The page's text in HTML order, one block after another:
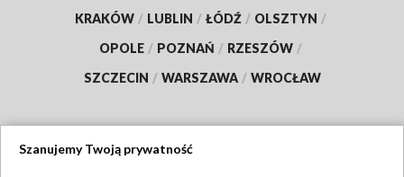
KRAKÓW / LUBLIN / ŁÓDŹ / OLSZTYN /
OPOLE / POZNAŃ / RZESZÓW /
SZCZECIN / WARSZAWA / WROCŁAW
Szanujemy Twoją prywatność